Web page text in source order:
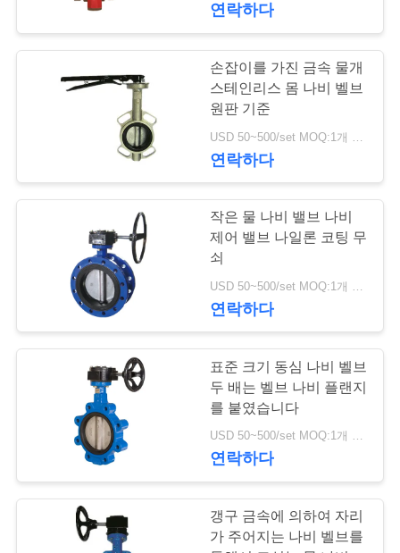
어
관
와
뉴
DSC 스팀 트랩
스테인리스 공 벨브
18
연락하다
손잡이를 가진 금속 물개
스테인리스 몸 나비 벨브
원판 기준
연락하다
작은 물 나비 밸브 나비
제어 밸브 나일론 코팅 무
쇠
USD 50~500/set MOQ:1개 세트
연락하다
표준 크기 동심 나비 벨브
두 배는 벨브 나비 플랜지
를 붙였습니다
USD 50~500/set MOQ:1개 세트
연락하다
갱구 금속에 의하여 자리
가 주어지는 나비 벨브를